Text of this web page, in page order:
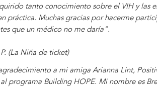
tanto conocimiento sobre el VIH y las
práctica. Muchas gracias por hacerme
que un médico no me daría".
(La Niña de ticket)
a mi amiga Arianna Lint,
programa Building HOPE. Mi nombre es